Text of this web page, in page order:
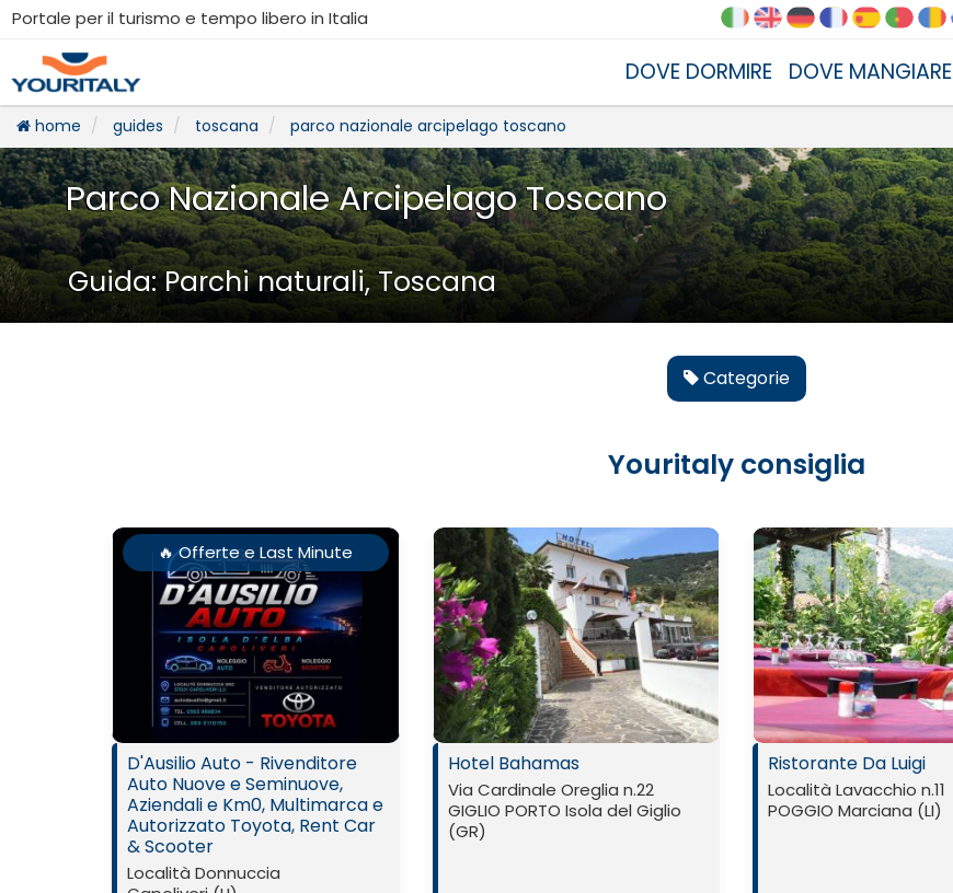
Portale per il turismo e tempo libero in Italia
DOVE DORMIRE DOVE MANGIARE
home guides toscana parco nazionale arcipelago toscano
Parco Nazionale Arcipelago Toscano
Guida: Parchi naturali, Toscana
Categorie
Youritaly consiglia
🔥 Offerte e Last Minute
D'Ausilio Auto - Rivenditore
Auto Nuove e Seminuove,
Aziendali e Km0, Multimarca e
Autorizzato Toyota, Rent Car
& Scooter
Località Donnuccia
Hotel Bahamas
Via Cardinale Oreglia n.22
GIGLIO PORTO Isola del Giglio
(GR)
Ristorante Da Luigi
Località Lavacchio n.11
POGGIO Marciana (LI)